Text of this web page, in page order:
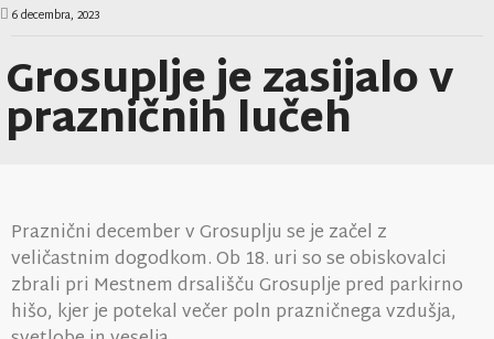
6 decembra, 2023
Grosuplje je zasijalo v
prazničnih lučeh
Praznični december v Grosuplju se je začel z
veličastnim dogodkom. Ob 18. uri so se obiskovalci
zbrali pri Mestnem drsališču Grosuplje pred parkirno
hišo, kjer je potekal večer poln prazničnega vzdušja,